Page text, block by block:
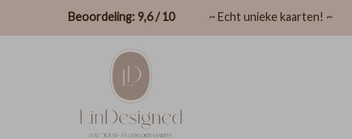
Beoordeling: 9,6 / 10 ~ Echt unieke kaarten! ~